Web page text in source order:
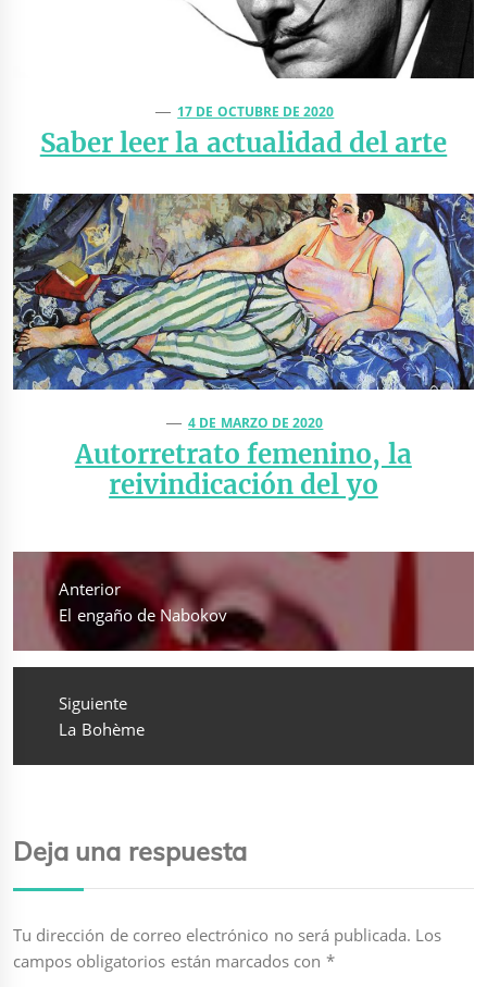
17 DE OCTUBRE DE 2020
Saber leer la actualidad del arte
4 DE MARZO DE 2020
Autorretrato femenino, la
reivindicación del yo
Navegación
entradas
Anterior
Entrada
anterior:
El engaño de Nabokov
Siguiente
Entrada
La Bohème
Deja una respuesta
Tu dirección de correo electrónico no será publicada. Los
campos obligatorios están marcados con *